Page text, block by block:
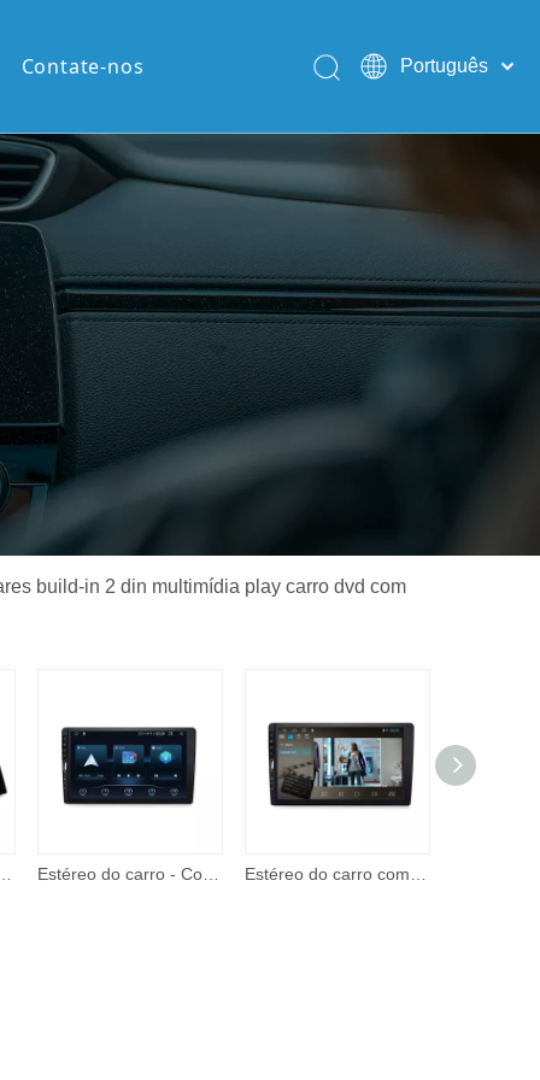
Contate-nos
Português
Pусский
build-in 2 din multimídia play carro dvd com